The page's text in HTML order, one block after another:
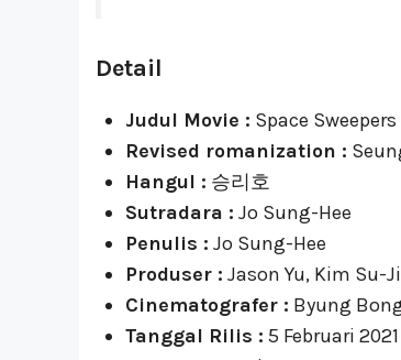
Detail
Judul Movie : Space
Revised romanization :
Hangul : 승리호
Sutradara : Jo Sung-Hee
Penulis : Jo Sung-Hee
Produser : Jason Yu, Kim Su-
Cinematografer : Byung
Tanggal Rilis : 5 Februari 2021